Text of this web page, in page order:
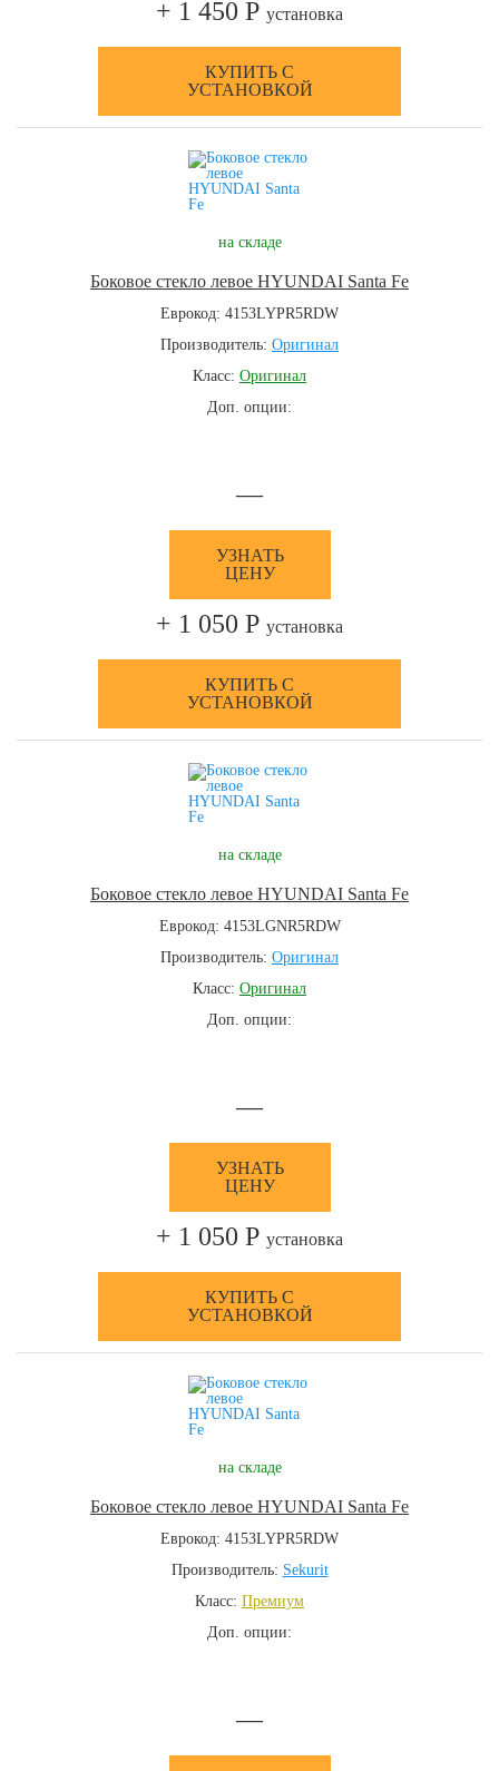
+ 1 450 Р установка
КУПИТЬ С
УСТАНОВКОЙ
на складе
Боковое стекло левое HYUNDAI Santa Fe
Еврокод: 4153LYPR5RDW
Производитель: Оригинал
Класс: Оригинал
Доп. опции:
—
УЗНАТЬ
ЦЕНУ
+ 1 050 Р установка
КУПИТЬ С
УСТАНОВКОЙ
на складе
Боковое стекло левое HYUNDAI Santa Fe
Еврокод: 4153LGNR5RDW
Производитель: Оригинал
Класс: Оригинал
Доп. опции:
—
УЗНАТЬ
ЦЕНУ
+ 1 050 Р установка
КУПИТЬ С
УСТАНОВКОЙ
на складе
Боковое стекло левое HYUNDAI Santa Fe
Еврокод: 4153LYPR5RDW
Производитель: Sekurit
Класс: Премиум
Доп. опции:
—